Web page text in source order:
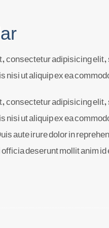
consectetur adipisicing
ut aliquip ex ea
consectetur adipisicing
ut aliquip ex ea
aute irure dolor in
deserunt mollit anim